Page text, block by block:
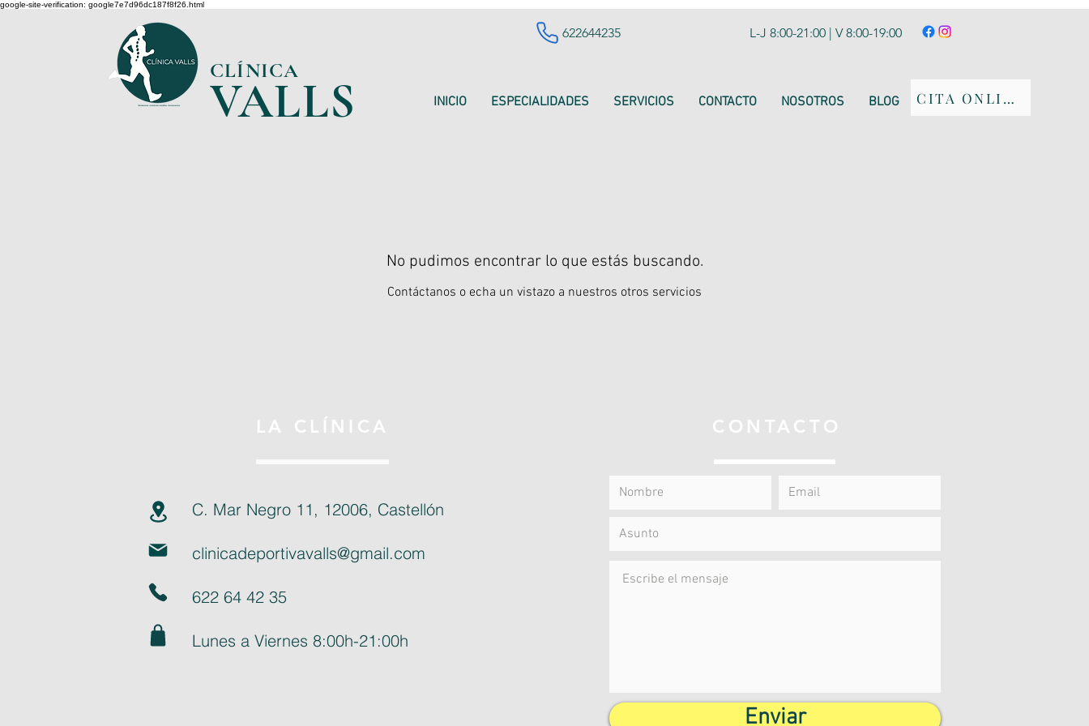
google-site-verification: google7e7d96dc187f8f26.html
622644235 L-J 8:00-21:00 | V 8:00-19:00
CLÍNICA
VALLS INICIO ESPECIALIDADES SERVICIOS CONTACTO NOSOTROS BLOG CITA ONLINE
No pudimos encontrar lo que estás buscando.
Contáctanos o echa un vistazo a nuestros otros servicios
LA CLÍNICA
C. Mar Negro 11, 12006, Castellón
clinicadeportivavalls@gmail.com
622 64 42 35
Lunes a Viernes 8:00h-21:00h
CONTACTO
Enviar